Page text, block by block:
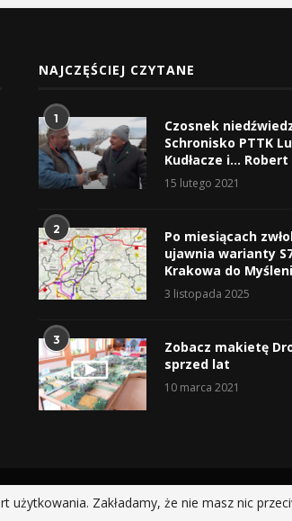
NAJCZĘŚCIEJ CZYTANE
1
Czosnek
Schronisko PTTK
Kudłacze i… Robert
15 lutego 2021
2
Po miesiącach
ujawnia warianty
Krakowa do
3 listopada 2025
3
Zobacz makietę
sprzed lat
10 marca 2021
@2019 - All Right Reserved.
Zakładamy, że nie masz nic